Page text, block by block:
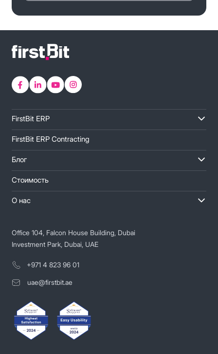
Office 104, Falcon House Building, Dubai
Investment Park, Dubai, UAE
+971 4 823 96 01
uae@firstbit.ae
FirstBit ERP
FirstBit ERP Contracting
Блог
Стоимость
О нас